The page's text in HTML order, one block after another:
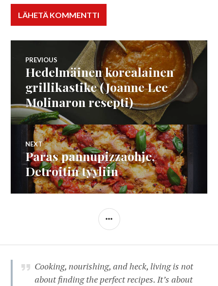
Artikkelien
selaus
PREVIOUS
Previous
post:
Hedelmäinen korealainen
grillikastike (Joanne Lee
Molinaron resepti)
NEXT
Next
post:
Paras pannupizzaohje,
Detroitin tyyliin
SIDEBAR
Cooking, nourishing, and heck, living is not
about finding the perfect recipes. It’s about